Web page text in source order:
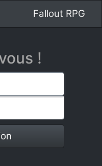
Fallout RPG
!